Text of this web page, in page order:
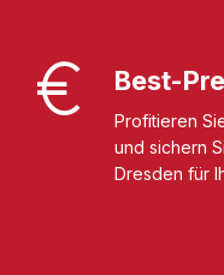
Best-
Profitieren
und sichern
Dresden für